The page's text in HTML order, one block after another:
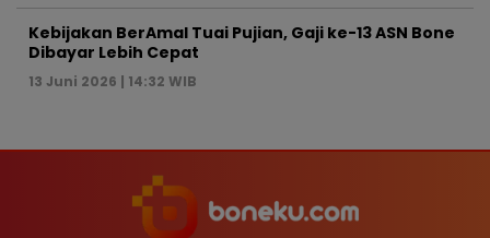
Kebijakan BerAmal Tuai Pujian, Gaji ke-13 ASN Bone
Dibayar Lebih Cepat
13 Juni 2026 | 14:32 WIB